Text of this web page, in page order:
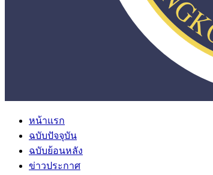
หน้าแรก
ฉบับปัจจุบัน
ฉบับย้อนหลัง
ข่าวประกาศ